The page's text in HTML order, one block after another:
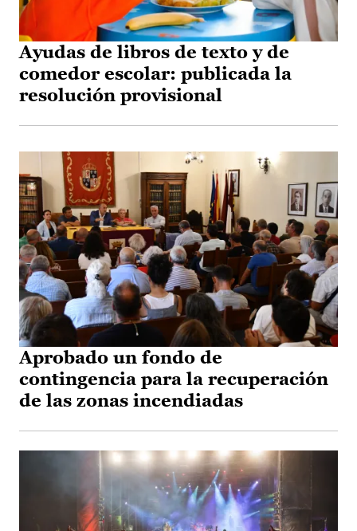
Ayudas de libros de texto y de
comedor escolar: publicada la
resolución provisional
Aprobado un fondo de
contingencia para la recuperación
de las zonas incendiadas